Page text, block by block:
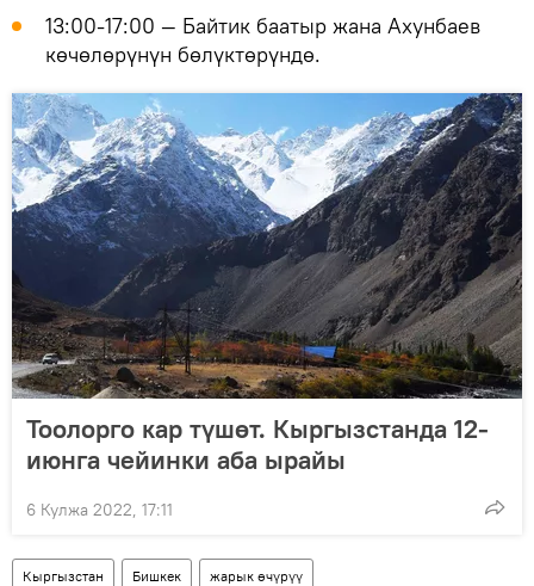
13:00-17:00 — Байтик баатыр жана Ахунбаев
көчөлөрүнүн бөлүктөрүндө.
Тоолорго кар түшөт. Кыргызстанда 12-
июнга чейинки аба ырайы
6 Кулжа 2022, 17:11
Кыргызстан Бишкек жарык өчүрүү